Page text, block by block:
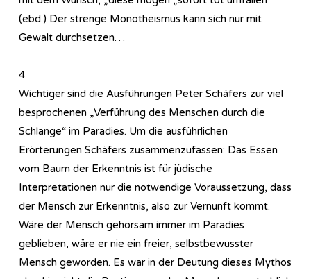
(ebd.) Der strenge Monotheismus kann sich nur mit
Gewalt durchsetzen…
4.
Wichtiger sind die Ausführungen Peter Schäfers zur viel
besprochenen „Verführung des Menschen durch die
Schlange“ im Paradies. Um die ausführlichen
Erörterungen Schäfers zusammenzufassen: Das Essen
vom Baum der Erkenntnis ist für jüdische
Interpretationen nur die notwendige Voraussetzung, dass
der Mensch zur Erkenntnis, also zur Vernunft kommt.
Wäre der Mensch gehorsam immer im Paradies
geblieben, wäre er nie ein freier, selbstbewusster
Mensch geworden. Es war in der Deutung dieses Mythos